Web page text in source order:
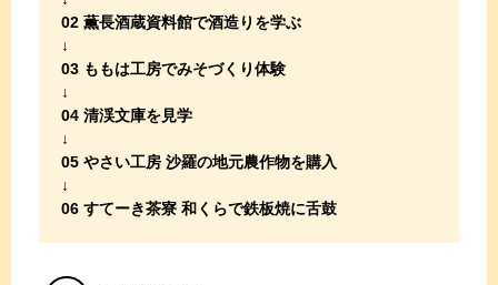
02 薫長酒蔵資料館で酒造りを学ぶ
03 ももは工房でみそづくり体験
04 清渓文庫を見学
05 やさい工房 沙羅の地元農作物を購入
06 すてーき茶寮 和くらで鉄板焼に舌鼓